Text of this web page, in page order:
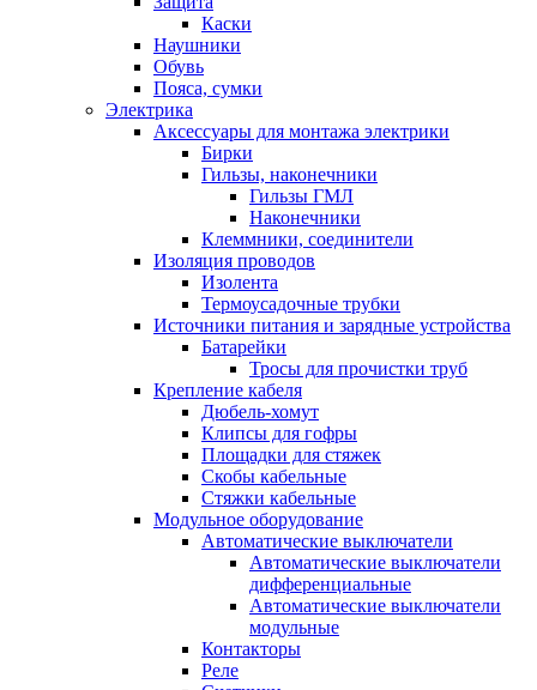
Каски
Наушники
Обувь
Пояса, сумки
Электрика
Аксессуары для монтажа электрики
Бирки
Гильзы, наконечники
Гильзы ГМЛ
Наконечники
Клеммники, соединители
Изоляция проводов
Изолента
Термоусадочные трубки
Источники питания и зарядные устройства
Батарейки
Тросы для прочистки труб
Крепление кабеля
Дюбель-хомут
Клипсы для гофры
Площадки для стяжек
Скобы кабельные
Стяжки кабельные
Модульное оборудование
Автоматические выключатели
Автоматические выключатели
дифференциальные
Автоматические выключатели
модульные
Контакторы
Реле